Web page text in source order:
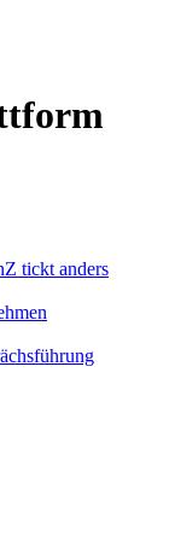
tickt anders